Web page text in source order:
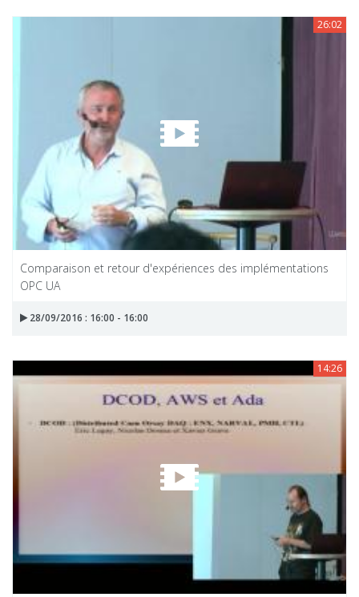
26:02
Comparaison et retour d'expériences des implémentations
OPC UA
28/09/2016 : 16:00 - 16:00
14:26